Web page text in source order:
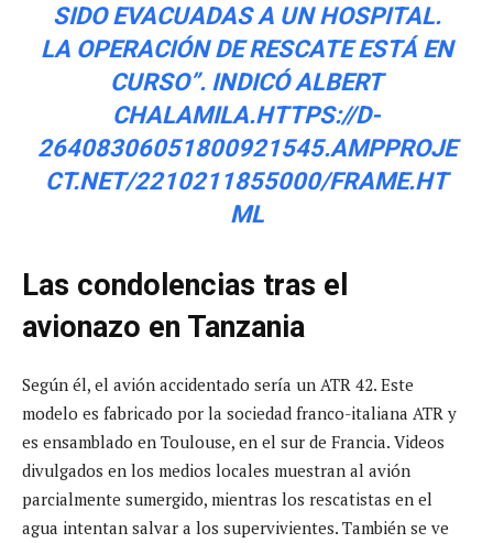
SIDO EVACUADAS A UN HOSPITAL.
LA OPERACIÓN DE RESCATE ESTÁ EN
CURSO”. INDICÓ ALBERT
CHALAMILA.HTTPS://D-
26408306051800921545.AMPPROJE
CT.NET/2210211855000/FRAME.HT
ML
Las condolencias tras el
avionazo en Tanzania
Según él, el avión accidentado sería un ATR 42. Este
modelo es fabricado por la sociedad franco-italiana ATR y
es ensamblado en Toulouse, en el sur de Francia. Videos
divulgados en los medios locales muestran al avión
parcialmente sumergido, mientras los rescatistas en el
agua intentan salvar a los supervivientes. También se ve